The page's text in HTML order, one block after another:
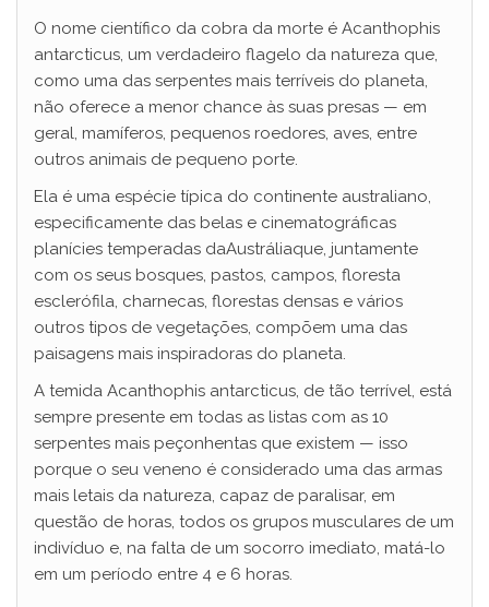
O nome científico da cobra da morte é Acanthophis
antarcticus, um verdadeiro flagelo da natureza que,
como uma das serpentes mais terríveis do planeta,
não oferece a menor chance às suas presas — em
geral, mamíferos, pequenos roedores, aves, entre
outros animais de pequeno porte.
Ela é uma espécie típica do continente australiano,
especificamente das belas e cinematográficas
planícies temperadas daAustráliaque, juntamente
com os seus bosques, pastos, campos, floresta
esclerófila, charnecas, florestas densas e vários
outros tipos de vegetações, compõem uma das
paisagens mais inspiradoras do planeta.
A temida Acanthophis antarcticus, de tão terrível, está
sempre presente em todas as listas com as 10
serpentes mais peçonhentas que existem — isso
porque o seu veneno é considerado uma das armas
mais letais da natureza, capaz de paralisar, em
questão de horas, todos os grupos musculares de um
indivíduo e, na falta de um socorro imediato, matá-lo
em um período entre 4 e 6 horas.